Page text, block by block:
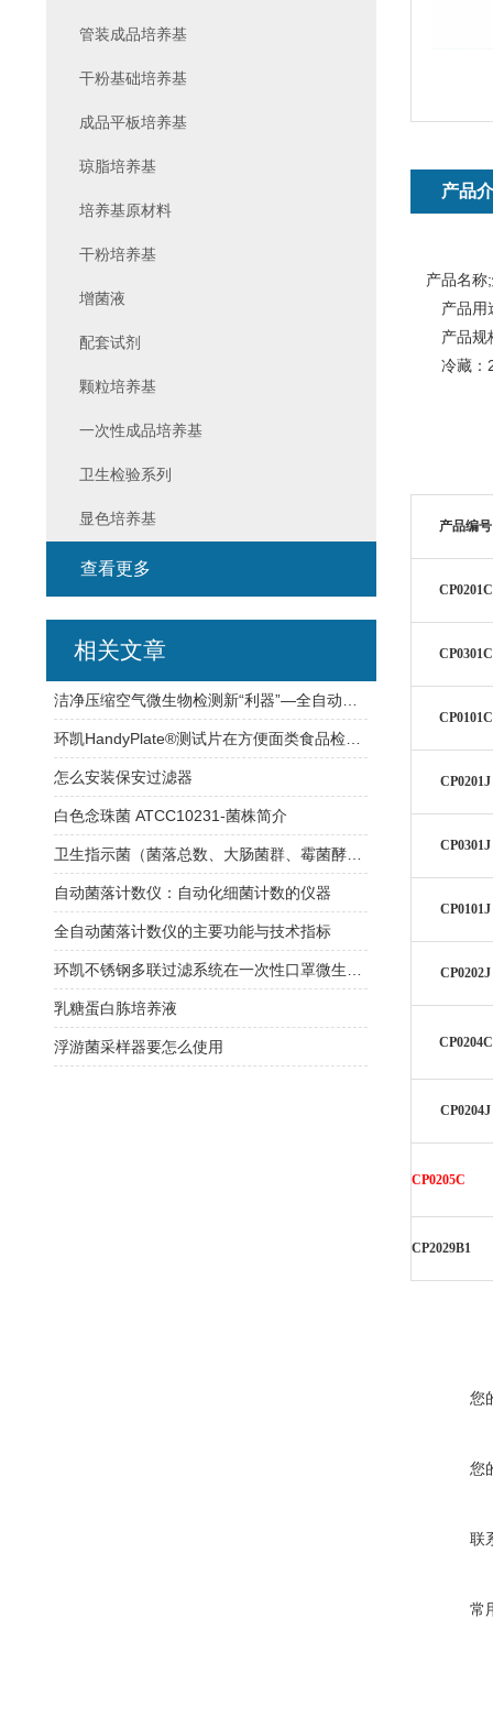
产品
产品名称;
产品用
产品规
冷藏：
产品编号
CP0201C
CP0301C
CP0101C
CP0201J
CP0301J
CP0101J
CP0202J
CP0204C
CP0204J
CP0205C
CP2029B1
您
您
联
常
管装成品培养基
干粉基础培养基
成品平板培养基
琼脂培养基
培养基原材料
干粉培养基
增菌液
配套试剂
颗粒培养基
一次性成品培养基
卫生检验系列
显色培养基
查看更多
相关文章
怎么安装保安过滤器
白色念珠菌 ATCC10231-菌株简介
自动菌落计数仪：自动化细菌计数的仪器
全自动菌落计数仪的主要功能与技术指标
乳糖蛋白胨培养液
浮游菌采样器要怎么使用